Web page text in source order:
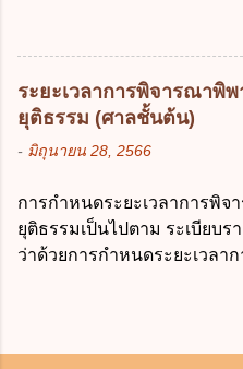
รัฐมนตรี ว่าด้
2555 กำหนด
กันมาแล้วไม่น้
ผ่อนสะสมรวม
15 การลาติด
เกินกำหนดใน
ออกจากราชก
คนใดคนหนึ่งได้จัดทำไปในท
ของห้างหุ้นส่วน ม.1050 ,
กิจการ การงานของห้าง แล
ต้องจัดการในนามของห้าง ไ
หรือมีอำนาจจัดการหรือไม่ก็
ปิดปากหุ้นส่วนคนอื่น และหลัก
เกิดมูลหนี้ใดก็ตาม รวมถึงมูล
สามัญจดทะเบียน เมื่อห้าง ผิด
ชอบที่จะเรียกให้ชำระหนี้เอ
ห้างยังมีพอที่จะชำระหนี้ได้ แ
ระยะเวลาการพิจารณาพิ
ยุติธรรม (ศาลชั้นต้น)
- มิถุนายน 28, 2566
การกำหนดระยะเวลาการพิ
ยุติธรรมเป็นไปตาม ระเบียบ
ว่าด้วยการกำหนดระยะเวล
ไว้เป็นอย่างอื่น ซึ่งมีผลใช้บัง
ประโยชน์ในการบริหารจัดก